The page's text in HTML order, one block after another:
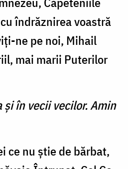
îndrăznirea voastră
ne pe noi, Mihail
mai marii Puterilor
şi în vecii vecilor. Amin
ce nu ştie de bărbat,